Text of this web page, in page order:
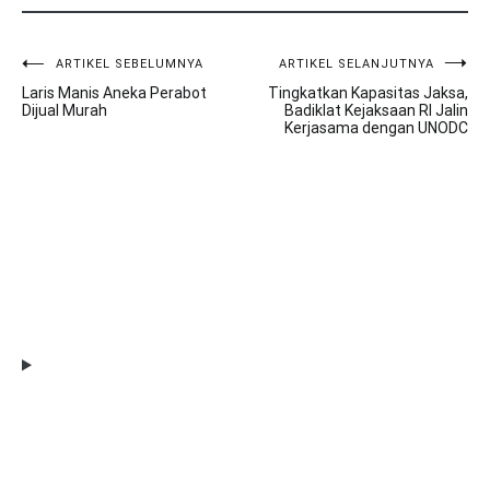
Navigasi
pos
ARTIKEL SEBELUMNYA
Laris Manis Aneka Perabot
Dijual Murah
ARTIKEL SELANJUTNYA
Tingkatkan Kapasitas Jaksa,
Badiklat Kejaksaan RI Jalin
Kerjasama dengan UNODC